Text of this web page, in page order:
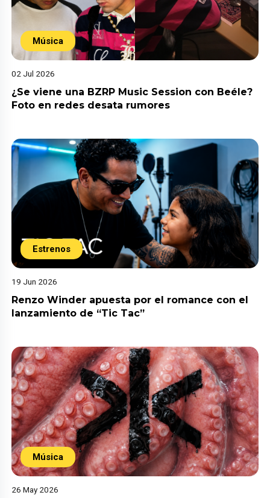
Música
02 Jul 2026
¿Se viene una BZRP Music Session con Beéle?
Foto en redes desata rumores
Estrenos
19 Jun 2026
Renzo Winder apuesta por el romance con el
lanzamiento de “Tic Tac”
Música
26 May 2026